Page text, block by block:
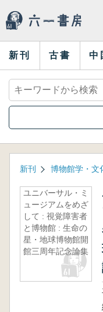
新刊 古書 中
新刊 博物館学・文
ユニバーサル・ミ
ュージアムをめざ
して : 視覚障害者
と博物館 : 生命の
星・地球博物館開
館三周年記念論集